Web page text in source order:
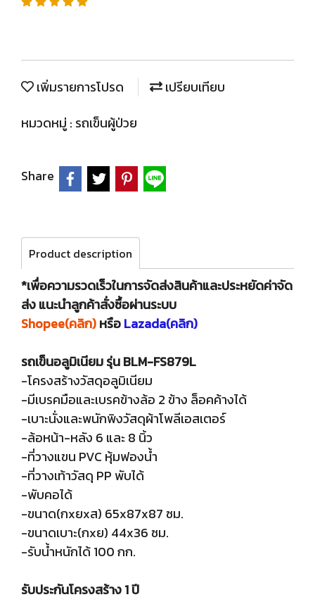
เพิ่มรายการโปรด
เปรียบเทียบ
หมวดหมู่ : รถเข็นผู้ป่วย
Share
Product description
*เพื่อความรวดเร็วในการจัดส่งสินค้าและประหยัดค่าจัด
ส่ง แนะนำลูกค้าสั่งซื้อผ่านระบบ
Shopee(คลิก)หรือLazada(คลิก)
รถเข็นอลูมิเนียม รุ่น BLM-FS879L
-โครงสร้างวัสดุอลูมิเนียม
-มีเบรคมือและเบรคข้างล้อ 2 ข้าง ล็อคค้างได้
-เบาะนั่งและพนักพิงวัสดุผ้าโพลีเอสเตอร์
-ล้อหน้า-หลัง 6 และ 8 นิ้ว
-ที่วางแขน PVC หุ้มฟองน้ำ
-ที่วางเท้าวัสดุ PP พับได้
-พับคอได้
-ขนาด(กxยxส) 65x87x87 ซม.
-ขนาดเบาะ(กxย) 44x36 ซม.
-รับน้ำหนักได้ 100 กก.
รับประกันโครงสร้าง 1 ปี